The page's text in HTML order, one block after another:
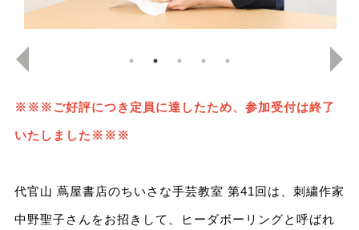
※※※ご好評につき定員に達したため、参加受付は終了
いたしました※※※
代官山 蔦屋書店のちいさな手芸教室 第41回は、刺繍作家
中野聖子さんをお招きして、ヒーダボーリングと呼ばれ